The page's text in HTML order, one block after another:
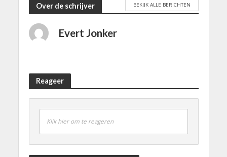
Over de schrijver BEKIJK ALLE BERICHTEN
Evert Jonker
Reageer
Klik hier om te reageren